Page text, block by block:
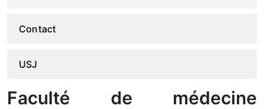
Contact
USJ
Faculté de médecine